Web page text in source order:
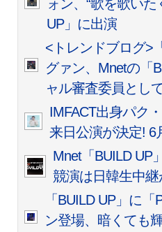
ォン、“歌を歌い
UP」に出演
<トレンドブログ>
グァン、Mnetの「
ャル審査委員とし
IMFACT出身パク
来日公演が決定! 6
Mnet「BUILD UP
競演は日韓生中継
「BUILD UP」に
ン登場、暗くても